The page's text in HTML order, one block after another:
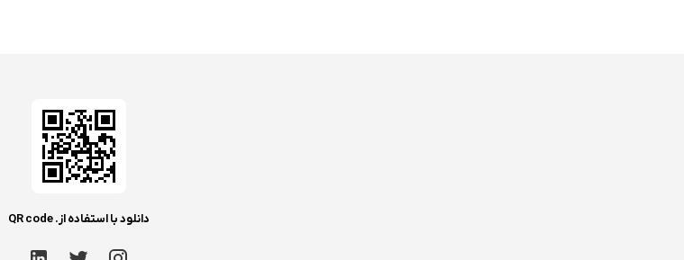
دانلود با استفاده از. QR code